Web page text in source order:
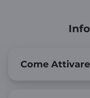
Come Attivare